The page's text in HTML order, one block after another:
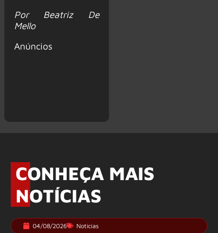
Por Beatriz De
Mello
Anúncios
CONHEÇA MAIS
NOTÍCIAS
04/08/2026 Notícias